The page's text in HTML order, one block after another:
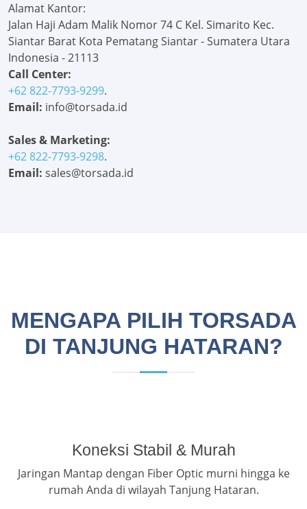
Alamat Kantor:
Jalan Haji Adam Malik Nomor 74 C Kel. Simarito Kec.
Siantar Barat Kota Pematang Siantar - Sumatera Utara
Indonesia - 21113
Call Center:
+62 822-7793-9299.
Email: info@torsada.id
Sales & Marketing:
+62 822-7793-9298.
Email: sales@torsada.id
MENGAPA PILIH TORSADA
DI TANJUNG HATARAN?
Koneksi Stabil & Murah
Jaringan Mantap dengan Fiber Optic murni hingga ke
rumah Anda di wilayah Tanjung Hataran.